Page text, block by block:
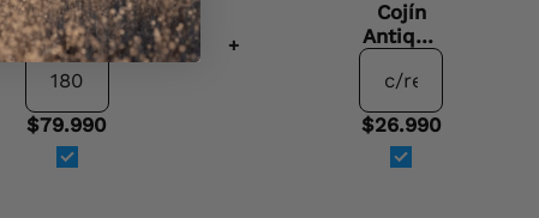
Mantel
Camelia
- Lino
Poliester
$79.990
+
Cojín
Antique
Fly - 45
x 45
$26.990